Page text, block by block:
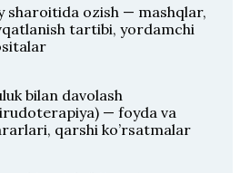
sharoitida ozish — mashqlar,
tartibi, yordamchi
bilan davolash
— foyda va
qarshi ko’rsatmalar